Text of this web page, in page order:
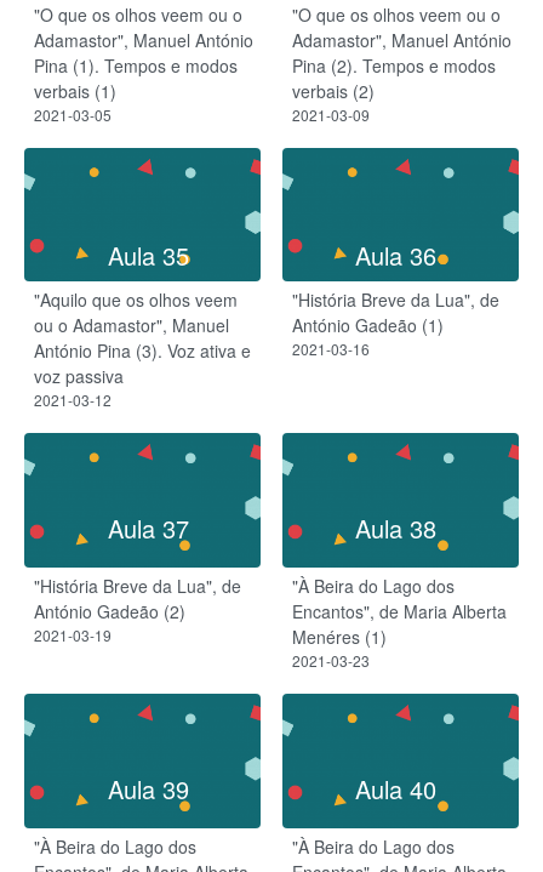
"O que os olhos veem ou o
Adamastor", Manuel António
Pina (1). Tempos e modos
verbais (1)
2021-03-05
"O que os olhos veem ou o
Adamastor", Manuel António
Pina (2). Tempos e modos
verbais (2)
2021-03-09
Aula 35
"Aquilo que os olhos veem
ou o Adamastor", Manuel
António Pina (3). Voz ativa e
voz passiva
2021-03-12
Aula 36
"História Breve da Lua", de
António Gadeão (1)
2021-03-16
Aula 37
"História Breve da Lua", de
António Gadeão (2)
2021-03-19
Aula 38
"À Beira do Lago dos
Encantos", de Maria Alberta
Menéres (1)
2021-03-23
Aula 39
"À Beira do Lago dos
Aula 40
"À Beira do Lago dos